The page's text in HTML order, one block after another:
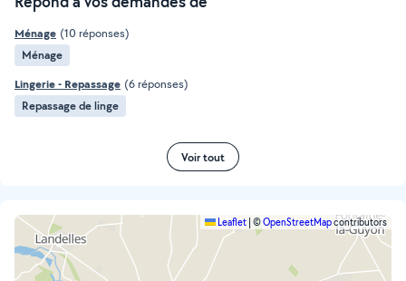
Ménage (10 réponses)
Ménage
Lingerie - Repassage (6 réponses)
Repassage de linge
Voir tout
Leaflet ©OpenStreetMapcontributors